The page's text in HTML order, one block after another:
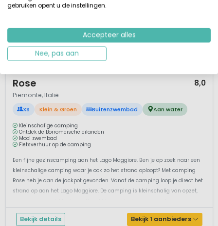
1 / 12
Rose 8,0
Piemonte, Italië
XS Klein & Groen Buitenzwembad Aan water
Kleinschalige camping
Ontdek de Borromeïsche eilanden
Mooi zwembad
Fietsverhuur op de camping
Een fijne gezinscamping aan het Lago Maggiore. Ben je op zoek naar een
kleinschalige camping waar je ook zo het strand oploopt? Met camping
Rose heb je dan de jackpot gevonden. Vanaf de camping loop je direct het
strand op aan het Lago Maggiore. De camping is kleinschalig van opzet,
Bekijk details Bekijk 1 aanbieders
gebruiken opent u de instellingen.
Accepteer alles
Nee, pas aan